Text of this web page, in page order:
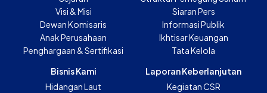
Visi & Misi
Dewan Komisaris
Anak Perusahaan
Penghargaan & Sertifikasi
Siaran Pers
Informasi Publik
Ikhtisar Keuangan
Tata Kelola
Bisnis Kami
Hidangan Laut
Laporan Keberlanjutan
Kegiatan CSR